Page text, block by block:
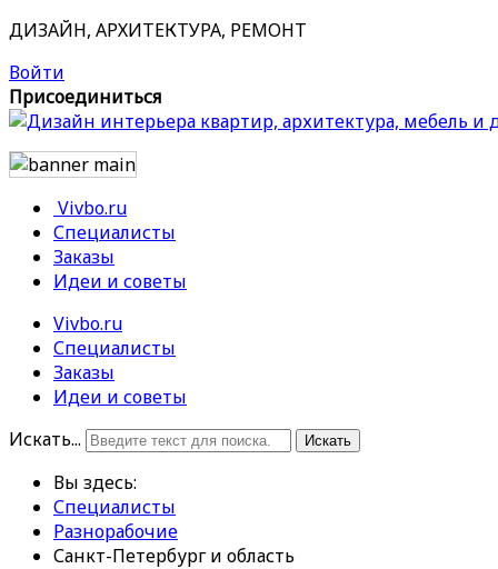
ДИЗАЙН, АРХИТЕКТУРА, РЕМОНТ
Войти
Присоединиться
Vivbo.ru
Специалисты
Заказы
Идеи и советы
Vivbo.ru
Специалисты
Заказы
Идеи и советы
Искать...
Искать
Вы здесь:
Специалисты
Разнорабочие
Санкт-Петербург и область